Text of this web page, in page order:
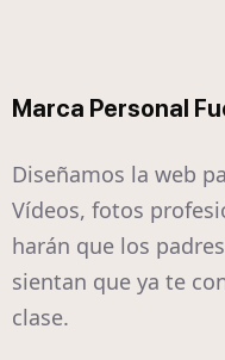
Marca Personal
Diseñamos la web
Vídeos, fotos
harán que los
sientan que ya te
clase.